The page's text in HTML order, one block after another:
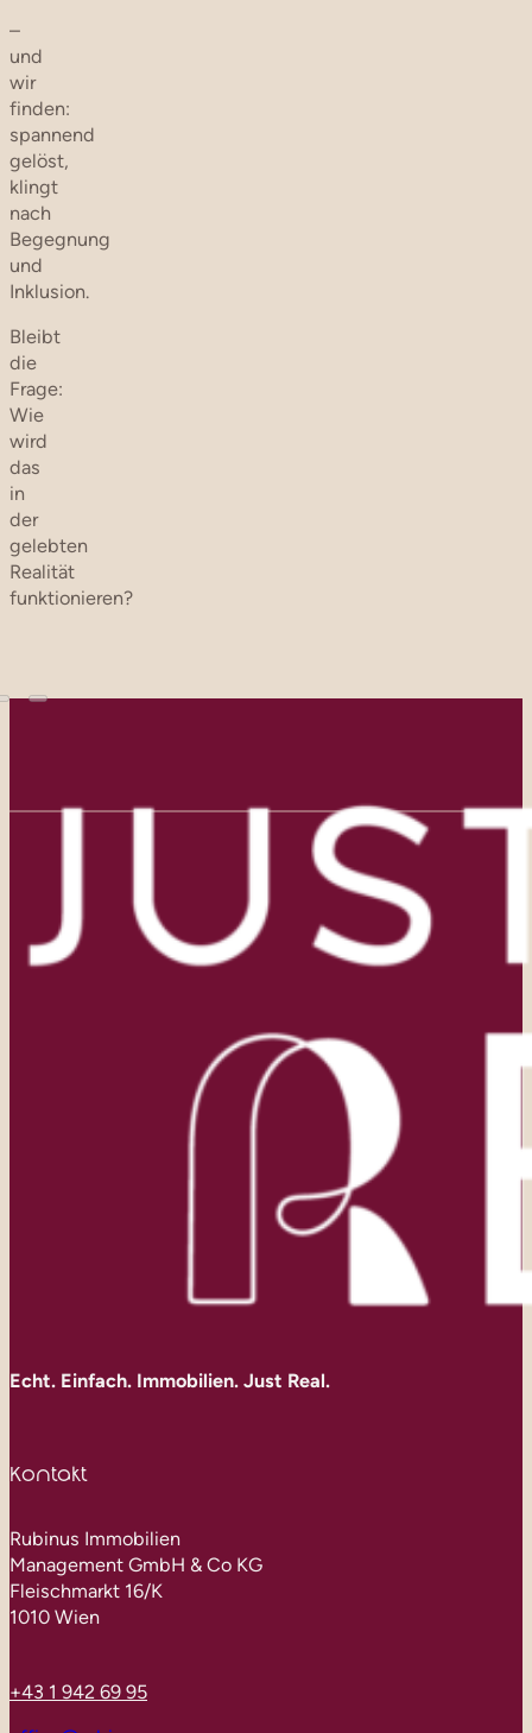
–
und
wir
finden:
spannend
gelöst,
klingt
nach
Begegnung
und
Inklusion.
Bleibt
die
Frage:
Wie
wird
das
in
der
gelebten
Realität
funktionieren?
Echt. Einfach. Immobilien. Just Real.
Kontakt
Rubinus Immobilien
Management GmbH & Co KG
Fleischmarkt 16/K
1010 Wien
+43 1 942 69 95